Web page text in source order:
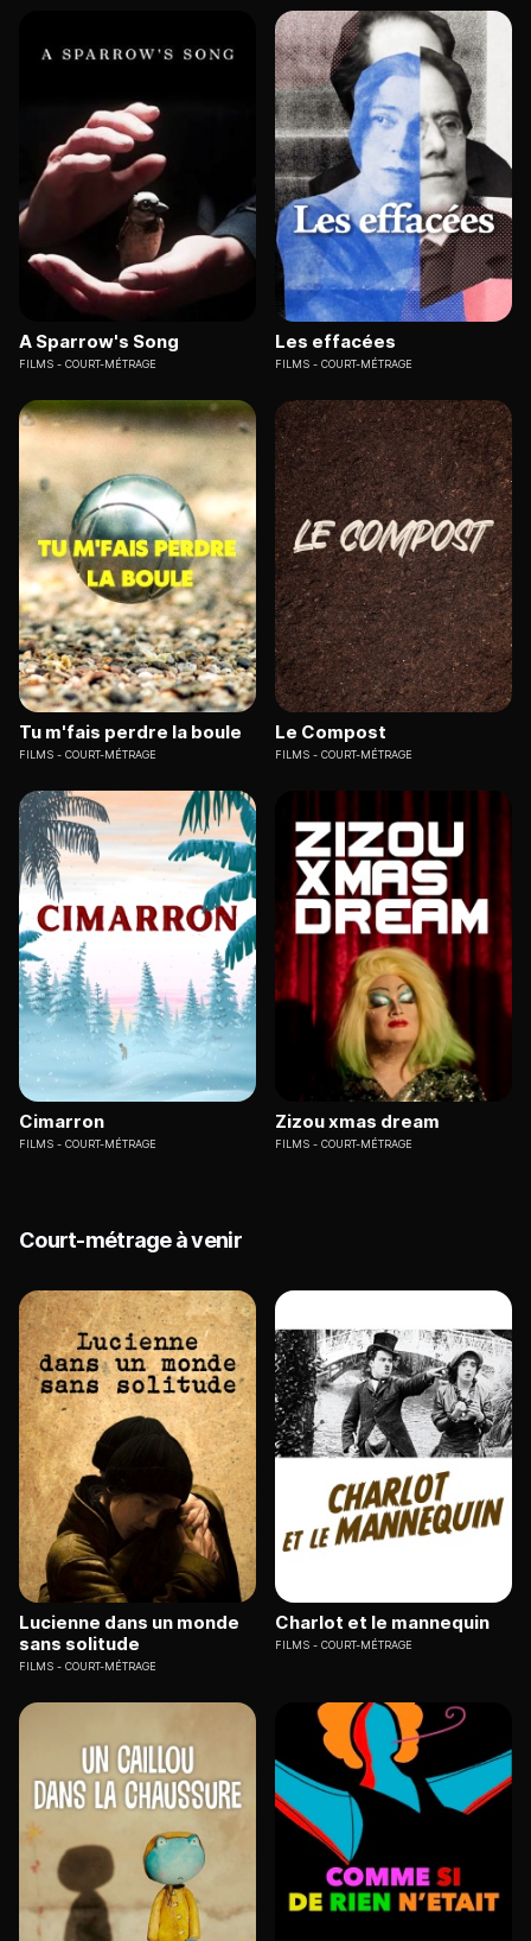
A Sparrow's Song
FILMS COURT-MÉTRAGE
Les effacées
FILMS COURT-MÉTRAGE
Tu m'fais perdre la boule
FILMS COURT-MÉTRAGE
Le Compost
FILMS COURT-MÉTRAGE
Cimarron
FILMS COURT-MÉTRAGE
Zizou xmas dream
FILMS COURT-MÉTRAGE
Court-métrage à venir
Lucienne dans un monde
sans solitude
FILMS COURT-MÉTRAGE
Charlot et le mannequin
FILMS COURT-MÉTRAGE